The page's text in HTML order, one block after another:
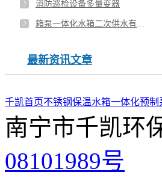
消防巡检设备多量变器
最新资讯文章
千凯首页不锈钢保温水箱一体化预制
南宁市千凯环
08101989号